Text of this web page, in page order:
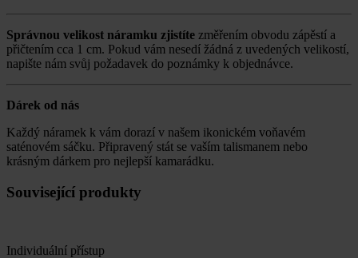
Správnou velikost náramku zjistíte změřením obvodu zápěstí a
přičtením cca 1 cm. Pokud vám nesedí žádná z uvedených velikostí,
napište nám svůj požadavek do poznámky k objednávce.
Dárek od nás
Každý náramek k vám dorazí v našem ikonickém voňavém
saténovém sáčku. Připravený stát se vaším talismanem nebo
krásným dárkem pro nejlepší kamarádku.
Související produkty
Individuální přístup